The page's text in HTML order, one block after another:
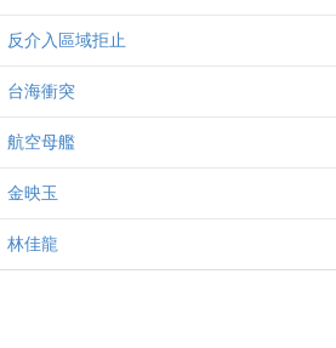
反介入區域拒止
台海衝突
航空母艦
金映玉
林佳龍